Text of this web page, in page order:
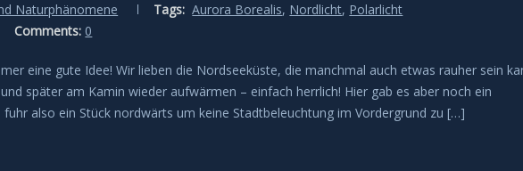
Naturphänomene Tags: Aurora Borealis, Nordlicht, Polarlicht
Comments: 0
eine gute Idee! Wir lieben die Nordseeküste, die manchmal auch etwas rauher sein
später am Kamin wieder aufwärmen – einfach herrlich! Hier gab es aber noch ein
fuhr also ein Stück nordwärts um keine Stadtbeleuchtung im Vordergrund zu […]